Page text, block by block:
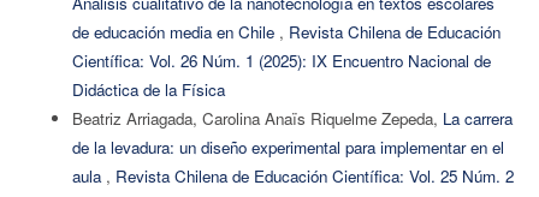
de educación media en Chile , Revista Chilena de Educación
Científica: Vol. 26 Núm. 1 (2025): IX Encuentro Nacional de
Didáctica de la Física
Beatriz Arriagada, Carolina Anaïs Riquelme Zepeda, La carrera
de la levadura: un diseño experimental para implementar en el
aula , Revista Chilena de Educación Científica: Vol. 25 Núm. 2